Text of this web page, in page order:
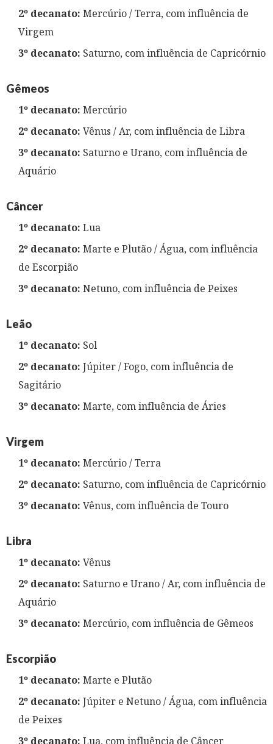
2º decanato: Mercúrio / Terra, com influência de
Virgem
3º decanato: Saturno, com influência de Capricórnio
Gêmeos
1º decanato: Mercúrio
2º decanato: Vênus / Ar, com influência de Libra
3º decanato: Saturno e Urano, com influência de
Aquário
Câncer
1º decanato: Lua
2º decanato: Marte e Plutão / Água, com influência
de Escorpião
3º decanato: Netuno, com influência de Peixes
Leão
1º decanato: Sol
2º decanato: Júpiter / Fogo, com influência de
Sagitário
3º decanato: Marte, com influência de Áries
Virgem
1º decanato: Mercúrio / Terra
2º decanato: Saturno, com influência de Capricórnio
3º decanato: Vênus, com influência de Touro
Libra
1º decanato: Vênus
2º decanato: Saturno e Urano / Ar, com influência de
Aquário
3º decanato: Mercúrio, com influência de Gêmeos
Escorpião
1º decanato: Marte e Plutão
2º decanato: Júpiter e Netuno / Água, com influência
de Peixes
3º decanato: Lua, com influência de Câncer